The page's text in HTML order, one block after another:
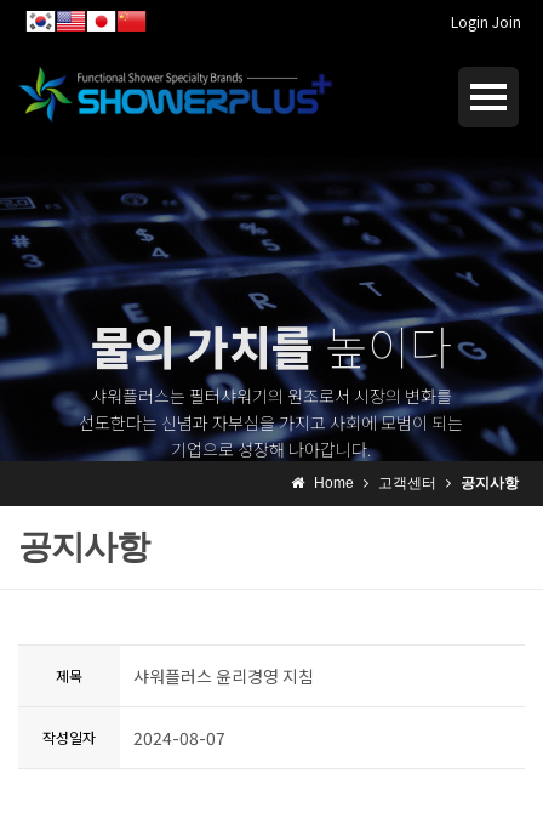
Login Join
물의 가치를높이다
샤워플러스는 필터샤워기의 원조로서 시장의 변화를
선도한다는 신념과 자부심을 가지고 사회에 모범이 되는
기업으로 성장해 나아갑니다.
Home 고객센터 공지사항
공지사항
제목 샤워플러스 윤리경영 지침
작성일자 2024-08-07